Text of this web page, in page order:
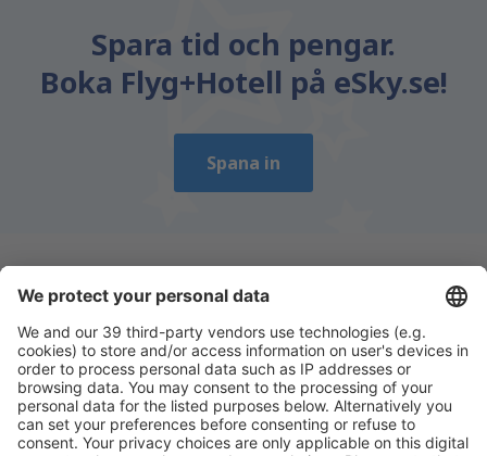
Spara tid och pengar.
Boka Flyg+Hotell på eSky.se!
Spana in
Ladda ner vår appför att enkelt planera
dina resor